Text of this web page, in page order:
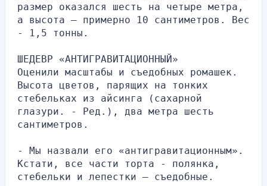
размер оказался шесть на четыре метра,
а высота – примерно 10 сантиметров. Вес
- 1,5 тонны.
ШЕДЕВР «АНТИГРАВИТАЦИОННЫЙ»
Оценили масштабы и съедобных ромашек.
Высота цветов, парящих на тонких
стебельках из айсинга (сахарной
глазури. - Ред.), два метра шесть
сантиметров.
- Мы назвали его «антигравитационным».
Кстати, все части торта - полянка,
стебельки и лепестки – съедобные.